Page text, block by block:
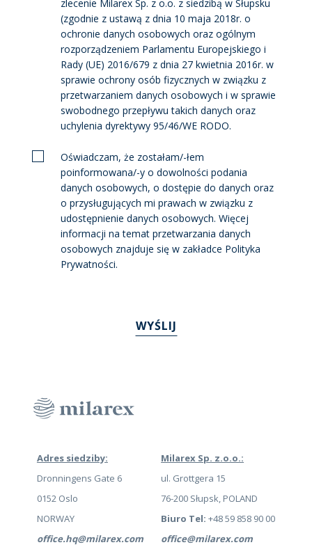
zlecenie Milarex Sp. z o.o. z siedzibą w Słupsku
(zgodnie z ustawą z dnia 10 maja 2018r. o
ochronie danych osobowych oraz ogólnym
rozporządzeniem Parlamentu Europejskiego i
Rady (UE) 2016/679 z dnia 27 kwietnia 2016r. w
sprawie ochrony osób fizycznych w związku z
przetwarzaniem danych osobowych i w sprawie
swobodnego przepływu takich danych oraz
uchylenia dyrektywy 95/46/WE RODO.
Oświadczam, że zostałam/-łem
poinformowana/-y o dowolności podania
danych osobowych, o dostępie do danych oraz
o przysługujących mi prawach w związku z
udostępnienie danych osobowych. Więcej
informacji na temat przetwarzania danych
osobowych znajduje się w zakładce Polityka
Prywatności.
Adres siedziby:
Dronningens Gate 6
0152 Oslo
NORWAY
office.hq@milarex.com
Milarex Sp. z.o.o.:
ul. Grottgera 15
76-200 Słupsk, POLAND
Biuro Tel: +48 59 858 90 00
office@milarex.com